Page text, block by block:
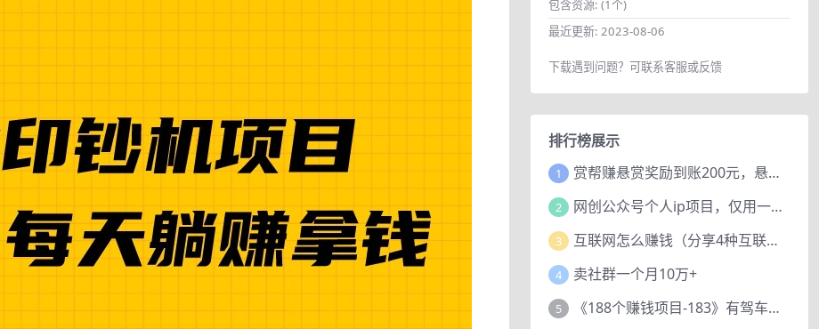
包含资源: (1个)
最近更新: 2023-08-06
下载遇到问题？可联系客服或反馈
排行榜展示
1 赏帮赚悬赏奖励到账200元，悬赏任务多劳多得，人人可做。
2 网创公众号个人ip项目，仅用一篇文章做到全网引流！
3 互联网怎么赚钱（分享4种互联网赚钱模式）
4 卖社群一个月10万+
5 《188个赚钱项目-183》有驾车评项目，动动小手，复制粘贴赚44元！